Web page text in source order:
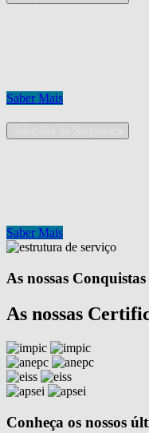
Saber Mais
Saber Mais
As nossas Conquistas
As nossas
Conheça os nossos